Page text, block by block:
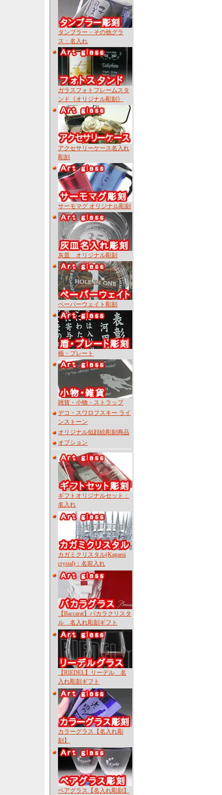
タンブラー・その他グラ
ス：名入れ
ガラスフォトフレームスタ
ンド《オリジナル彫刻》
アクセサリーケース名入れ
彫刻
サーモマグ オリジナル彫刻
灰皿 オリジナル彫刻
ペーパーウェイト彫刻
楯・プレート
雑貨・小物・ストラップ
デコ・スワロフスキー ライ
ンストーン
オリジナル似顔絵彫刻商品
オプション
ギフトオリジナルセット：
名入れ
カガミクリスタル(Kagami
crystal)：名前入れ
【Baccarat】バカラクリスタ
ル 名入れ彫刻ギフト
【RIEDEL】リーデル 名
入れ彫刻ギフト
カラーグラス【名入れ彫
刻】
ペアグラス【名入れ彫刻】